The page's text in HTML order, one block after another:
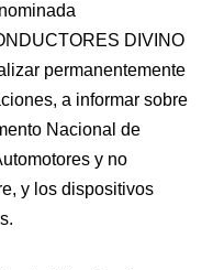
DIVINO
permanentemente
a informar sobre
Nacional de
y no
y los dispositivos